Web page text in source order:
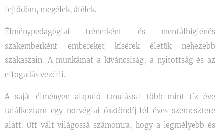
fejlődöm, megélek, átélek.
Élménypedagógiai trénerként és mentálhigiénés
szakemberként embereket kísérek életük nehezebb
szakaszain. A munkámat a kíváncsiság, a nyitottság és az
elfogadás vezérli.
A saját élményen alapuló tanulással több mint tíz éve
találkoztam egy norvégiai ösztöndíj fél éves szemesztere
alatt. Ott vált világossá számomra, hogy a legmélyebb és